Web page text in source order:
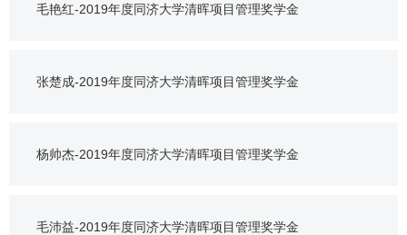
毛艳红-2019年度同济大学清晖项目管理奖学金
张楚成-2019年度同济大学清晖项目管理奖学金
杨帅杰-2019年度同济大学清晖项目管理奖学金
毛沛益-2019年度同济大学清晖项目管理奖学金